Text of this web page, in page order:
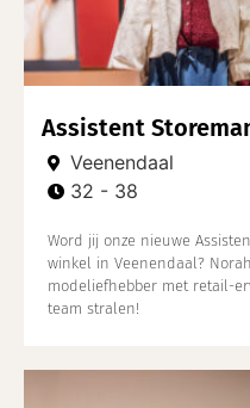
Assistent
Veenendaal
32 - 38
Word jij onze nieuwe
winkel in Veenendaal?
modeliefhebber met retail-
team stralen!